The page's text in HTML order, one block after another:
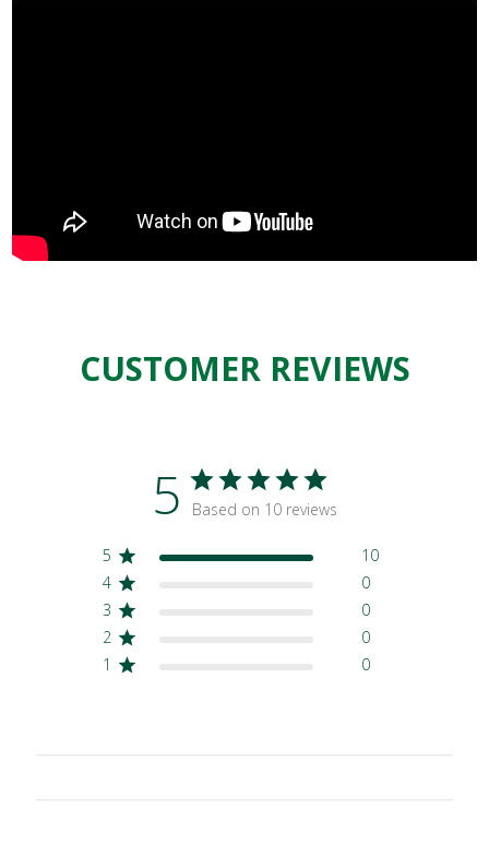
CUSTOMER REVIEWS
5 Based on 10 reviews
5
10
4
0
3
0
2
0
1
0